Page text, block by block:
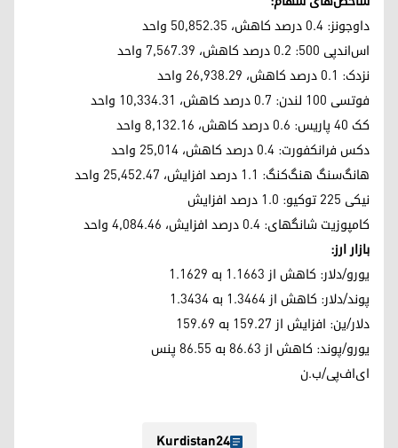
داوجونز: ۰.۴ درصد کاهش، ۵۰,۸۵۲.۳۵ واحد
اس‌اندپی ۵۰۰: ۰.۲ درصد کاهش، ۷,۵۶۷.۳۹ واحد
نزدک: ۰.۱ درصد کاهش، ۲۶,۹۳۸.۲۹ واحد
فوتسی ۱۰۰ لندن: ۰.۷ درصد کاهش، ۱۰,۳۳۴.۳۱ واحد
کک ۴۰ پاریس: ۰.۶ درصد کاهش، ۸,۱۳۲.۱۶ واحد
دکس فرانکفورت: ۰.۴ درصد کاهش، ۲۵,۰۱۴ واحد
هانگ‌سنگ هنگ‌کنگ: ۱.۱ درصد افزایش، ۲۵,۴۵۲.۴۷ واحد
نیکی ۲۲۵ توکیو: ۱.۰ درصد افزایش
کامپوزیت شانگهای: ۰.۴ درصد افزایش، ۴,۰۸۴.۴۶ واحد
بازار ارز:
یورو/دلار: کاهش از ۱.۱۶۶۳ به ۱.۱۶۲۹
پوند/دلار: کاهش از ۱.۳۴۶۴ به ۱.۳۴۳۴
دلار/ین: افزایش از ۱۵۹.۲۷ به ۱۵۹.۶۹
یورو/پوند: کاهش از ۸۶.۶۳ به ۸۶.۵۵ پنس
ای‌اف‌پی/ب.ن
Kurdistan24